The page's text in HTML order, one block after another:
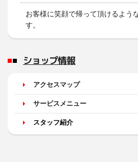
お客様に笑顔で帰って頂けるよう
す。
ショップ情報
アクセスマップ
サービスメニュー
スタッフ紹介